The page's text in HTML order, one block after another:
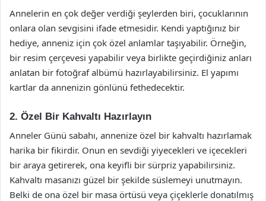
Annelerin en çok değer verdiği şeylerden biri, çocuklarının
onlara olan sevgisini ifade etmesidir. Kendi yaptığınız bir
hediye, anneniz için çok özel anlamlar taşıyabilir. Örneğin,
bir resim çerçevesi yapabilir veya birlikte geçirdiğiniz anları
anlatan bir fotoğraf albümü hazırlayabilirsiniz. El yapımı
kartlar da annenizin gönlünü fethedecektir.
2. Özel Bir Kahvaltı Hazırlayın
Anneler Günü sabahı, annenize özel bir kahvaltı hazırlamak
harika bir fikirdir. Onun en sevdiği yiyecekleri ve içecekleri
bir araya getirerek, ona keyifli bir sürpriz yapabilirsiniz.
Kahvaltı masanızı güzel bir şekilde süslemeyi unutmayın.
Belki de ona özel bir masa örtüsü veya çiçeklerle donatılmış